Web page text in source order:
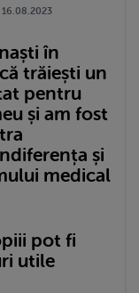
16.08.2023
în
trăiești un
pentru
și am fost
și
medical
pot fi
utile